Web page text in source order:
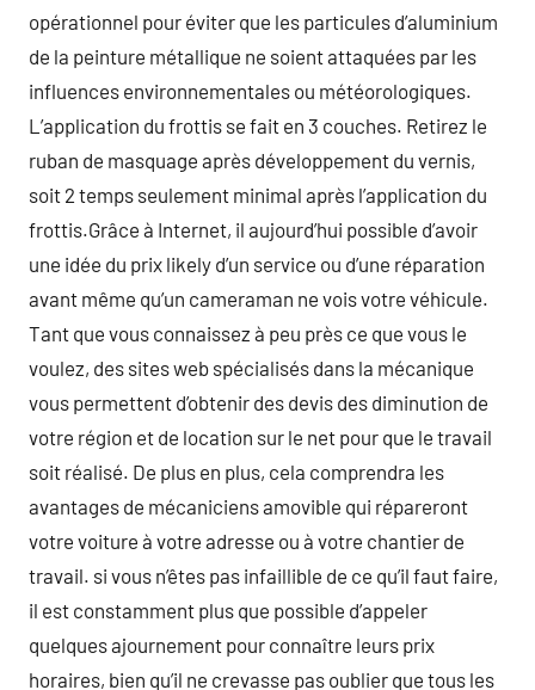
opérationnel pour éviter que les particules d’aluminium
de la peinture métallique ne soient attaquées par les
influences environnementales ou météorologiques.
L’application du frottis se fait en 3 couches. Retirez le
ruban de masquage après développement du vernis,
soit 2 temps seulement minimal après l’application du
frottis.Grâce à Internet, il aujourd’hui possible d’avoir
une idée du prix likely d’un service ou d’une réparation
avant même qu’un cameraman ne vois votre véhicule.
Tant que vous connaissez à peu près ce que vous le
voulez, des sites web spécialisés dans la mécanique
vous permettent d’obtenir des devis des diminution de
votre région et de location sur le net pour que le travail
soit réalisé. De plus en plus, cela comprendra les
avantages de mécaniciens amovible qui répareront
votre voiture à votre adresse ou à votre chantier de
travail. si vous n’êtes pas infaillible de ce qu’il faut faire,
il est constamment plus que possible d’appeler
quelques ajournement pour connaître leurs prix
horaires, bien qu’il ne crevasse pas oublier que tous les